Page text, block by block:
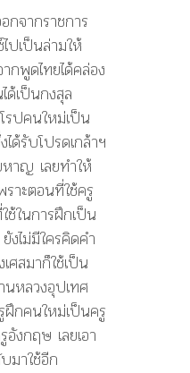
จากราชการ
ปเป็นล่ามให้
พูดไทยได้คล่อง
ด้เป็นกงสุล
ปคนใหม่เป็น
ด้รับโปรดเกล้าฯ
าญ เลยทำให้
าะตอนที่ใช้ครู
ในการฝึกเป็น
ไม่มีใครคิดคำ
ศสมาก็ใช้เป็น
นหลวงอุปเทศ
กคนใหม่เป็นครู
งกฤษ เลยเอา
มาใช้อีก